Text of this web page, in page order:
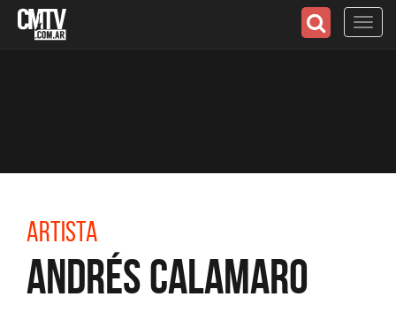
Artista
Andrés Calamaro